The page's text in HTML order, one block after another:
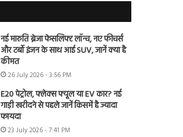
नई मारुति ब्रेजा फेसलिफ्ट लॉन्च, नए फीचर्स
और टर्बो इंजन के साथ आई SUV, जानें क्या है
कीमत
26 July 2026 - 3:56 PM
E20 पेट्रोल, फ्लेक्स फ्यूल या EV कार? नई
गाड़ी खरीदने से पहले जानें किसमें है ज्यादा
फायदा
23 July 2026 - 7:41 PM